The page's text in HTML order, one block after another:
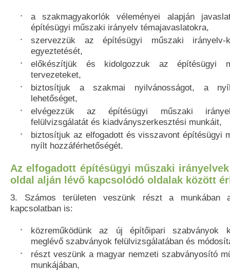
a szakmagyakorlók véleményei alapján
építésügyi műszaki irányelv témajavaslatokra,
szervezzük az építésügyi műszaki irányelv-
egyeztetését,
előkészítjük és kidolgozzuk az építésügyi
tervezeteket,
biztosítjuk a szakmai nyilvánosságot, a
lehetőséget,
elvégezzük az építésügyi műszaki
felülvizsgálatát és kiadványszerkesztési munkáit,
biztosítjuk az elfogadott és visszavont építésügyi
nyílt hozzáférhetőségét.
Az elfogadott építésügyi műszaki
oldal alján lévő kapcsolódó oldalak között
3. Számos területen veszünk részt a munkában
kapcsolatban is:
közreműködünk az új építőipari szabványok
meglévő szabványok felülvizsgálatában és
részt veszünk a magyar nemzeti szabványosító
munkájában,